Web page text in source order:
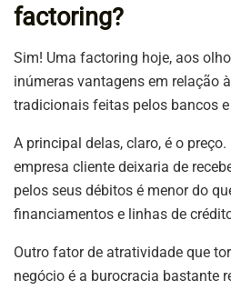
factoring?
Sim! Uma factoring hoje, aos
inúmeras vantagens em relação
tradicionais feitas pelos bancos
A principal delas, claro, é o
empresa cliente deixaria de
pelos seus débitos é menor do
financiamentos e linhas de
Outro fator de atratividade que
negócio é a burocracia bastante